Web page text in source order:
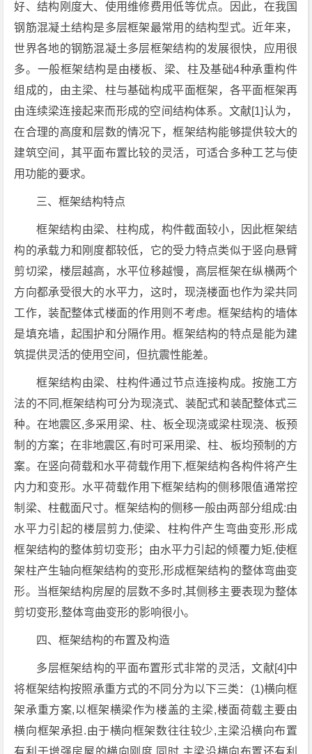
好、结构刚度大、使用维修费用低等优点。因此，在我国
钢筋混凝土结构是多层框架最常用的结构型式。近年来，
世界各地的钢筋混凝土多层框架结构的发展很快，应用很
多。一般框架结构是由楼板、梁、柱及基础4种承重构件
组成的，由主梁、柱与基础构成平面框架，各平面框架再
由连续梁连接起来而形成的空间结构体系。文献[1]认为，
在合理的高度和层数的情况下，框架结构能够提供较大的
建筑空间，其平面布置比较的灵活，可适合多种工艺与使
用功能的要求。
三、框架结构特点
框架结构由梁、柱构成，构件截面较小，因此框架结
构的承载力和刚度都较低，它的受力特点类似于竖向悬臂
剪切梁，楼层越高，水平位移越慢，高层框架在纵横两个
方向都承受很大的水平力，这时，现浇楼面也作为梁共同
工作，装配整体式楼面的作用则不考虑。框架结构的墙体
是填充墙，起围护和分隔作用。框架结构的特点是能为建
筑提供灵活的使用空间，但抗震性能差。
框架结构由梁、柱构件通过节点连接构成。按施工方
法的不同,框架结构可分为现浇式、装配式和装配整体式三
种。在地震区,多采用梁、柱、板全现浇或梁柱现浇、板预
制的方案；在非地震区,有时可采用梁、柱、板均预制的方
案。在竖向荷载和水平荷载作用下,框架结构各构件将产生
内力和变形。水平荷载作用下框架结构的侧移限值通常控
制梁、柱截面尺寸。框架结构的侧移一般由两部分组成:由
水平力引起的楼层剪力,使梁、柱构件产生弯曲变形,形成
框架结构的整体剪切变形；由水平力引起的倾覆力矩,使框
架柱产生轴向框架结构的变形,形成框架结构的整体弯曲变
形。当框架结构房屋的层数不多时,其侧移主要表现为整体
剪切变形,整体弯曲变形的影响很小。
四、框架结构的布置及构造
多层框架结构的平面布置形式非常的灵活，文献[4]中
将框架结构按照承重方式的不同分为以下三类：(1)横向框
架承重方案,以框架横梁作为楼盖的主梁,楼面荷载主要由
横向框架承担.由于横向框架数往往较少,主梁沿横向布置
有利于增强房屋的横向刚度.同时,主梁沿横向布置还有利